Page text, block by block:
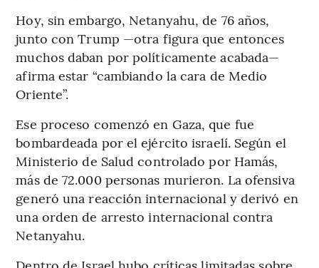
Hoy, sin embargo, Netanyahu, de 76 años,
junto con Trump —otra figura que entonces
muchos daban por políticamente acabada—
afirma estar “cambiando la cara de Medio
Oriente”.
Ese proceso comenzó en Gaza, que fue
bombardeada por el ejército israelí. Según el
Ministerio de Salud controlado por Hamás,
más de 72.000 personas murieron. La ofensiva
generó una reacción internacional y derivó en
una orden de arresto internacional contra
Netanyahu.